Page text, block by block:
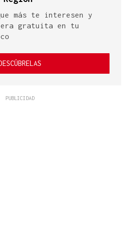
más te interesen y
gratuita en tu